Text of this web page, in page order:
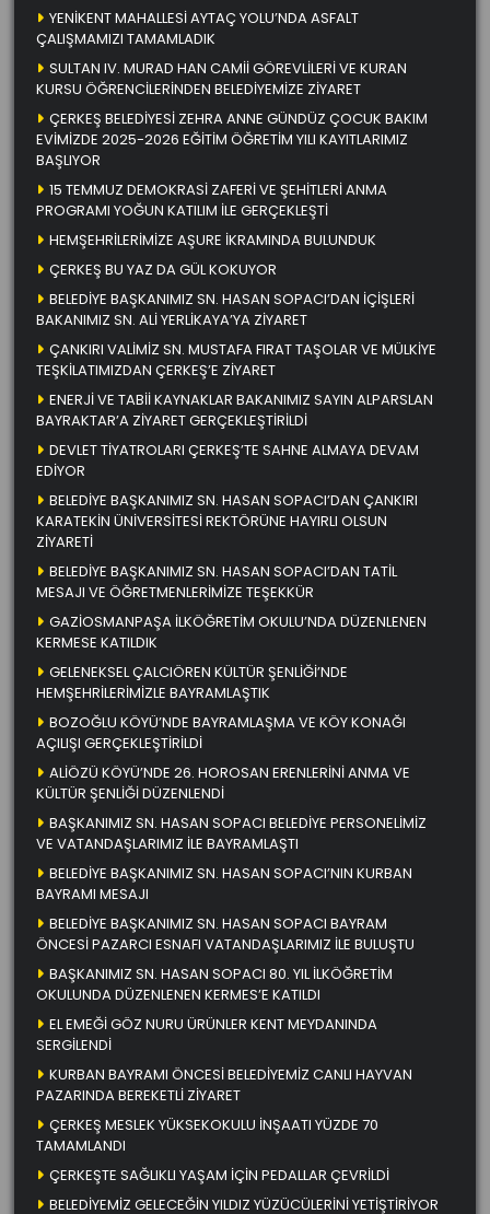
YENİKENT MAHALLESİ AYTAÇ YOLU’NDA ASFALT
ÇALIŞMAMIZI TAMAMLADIK
SULTAN IV. MURAD HAN CAMİİ GÖREVLİLERİ VE KURAN
KURSU ÖĞRENCİLERİNDEN BELEDİYEMİZE ZİYARET
ÇERKEŞ BELEDİYESİ ZEHRA ANNE GÜNDÜZ ÇOCUK BAKIM
EVİMİZDE 2025-2026 EĞİTİM ÖĞRETİM YILI KAYITLARIMIZ
BAŞLIYOR
15 TEMMUZ DEMOKRASİ ZAFERİ VE ŞEHİTLERİ ANMA
PROGRAMI YOĞUN KATILIM İLE GERÇEKLEŞTİ
HEMŞEHRİLERİMİZE AŞURE İKRAMINDA BULUNDUK
ÇERKEŞ BU YAZ DA GÜL KOKUYOR
BELEDİYE BAŞKANIMIZ SN. HASAN SOPACI’DAN İÇİŞLERİ
BAKANIMIZ SN. ALİ YERLİKAYA’YA ZİYARET
ÇANKIRI VALİMİZ SN. MUSTAFA FIRAT TAŞOLAR VE MÜLKİYE
TEŞKİLATIMIZDAN ÇERKEŞ’E ZİYARET
ENERJİ VE TABİİ KAYNAKLAR BAKANIMIZ SAYIN ALPARSLAN
BAYRAKTAR’A ZİYARET GERÇEKLEŞTİRİLDİ
DEVLET TİYATROLARI ÇERKEŞ’TE SAHNE ALMAYA DEVAM
EDİYOR
BELEDİYE BAŞKANIMIZ SN. HASAN SOPACI’DAN ÇANKIRI
KARATEKİN ÜNİVERSİTESİ REKTÖRÜNE HAYIRLI OLSUN
ZİYARETİ
BELEDİYE BAŞKANIMIZ SN. HASAN SOPACI’DAN TATİL
MESAJI VE ÖĞRETMENLERİMİZE TEŞEKKÜR
GAZİOSMANPAŞA İLKÖĞRETİM OKULU’NDA DÜZENLENEN
KERMESE KATILDIK
GELENEKSEL ÇALCIÖREN KÜLTÜR ŞENLİĞİ’NDE
HEMŞEHRİLERİMİZLE BAYRAMLAŞTIK
BOZOĞLU KÖYÜ’NDE BAYRAMLAŞMA VE KÖY KONAĞI
AÇILIŞI GERÇEKLEŞTİRİLDİ
ALİÖZÜ KÖYÜ’NDE 26. HOROSAN ERENLERİNİ ANMA VE
KÜLTÜR ŞENLİĞİ DÜZENLENDİ
BAŞKANIMIZ SN. HASAN SOPACI BELEDİYE PERSONELİMİZ
VE VATANDAŞLARIMIZ İLE BAYRAMLAŞTI
BELEDİYE BAŞKANIMIZ SN. HASAN SOPACI’NIN KURBAN
BAYRAMI MESAJI
BELEDİYE BAŞKANIMIZ SN. HASAN SOPACI BAYRAM
ÖNCESİ PAZARCI ESNAFI VATANDAŞLARIMIZ İLE BULUŞTU
BAŞKANIMIZ SN. HASAN SOPACI 80. YIL İLKÖĞRETİM
OKULUNDA DÜZENLENEN KERMES’E KATILDI
EL EMEĞİ GÖZ NURU ÜRÜNLER KENT MEYDANINDA
SERGİLENDİ
KURBAN BAYRAMI ÖNCESİ BELEDİYEMİZ CANLI HAYVAN
PAZARINDA BEREKETLİ ZİYARET
ÇERKEŞ MESLEK YÜKSEKOKULU İNŞAATI YÜZDE 70
TAMAMLANDI
ÇERKEŞTE SAĞLIKLI YAŞAM İÇİN PEDALLAR ÇEVRİLDİ
BELEDİYEMİZ GELECEĞİN YILDIZ YÜZÜCÜLERİNİ YETİŞTİRİYOR